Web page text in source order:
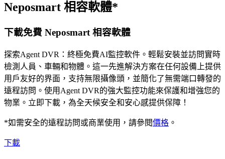
Neposmart 相容軟體*
下載免費 Neposmart 相容軟體
探索Agent DVR：終極免費AI監控軟件。輕鬆安裝並訪問實時
檢測人員、車輛和物體。這一先進解決方案在任何設備上提供
用戶友好的界面，支持無限攝像頭，並簡化了無需端口轉發的
遠程訪問。使用Agent DVR的強大監控功能來保護和增強您的
物業。立即下載，為全天候安全和安心感提供保障！
*如需安全的遠程訪問或商業使用，請參閱價格 。
下載